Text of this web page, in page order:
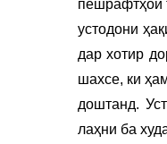
пешрафтҳои
устодони
дар хотир
шахсе, ки
доштанд.
лаҳни ба